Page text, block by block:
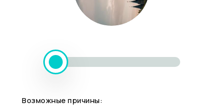
Возможные причины: